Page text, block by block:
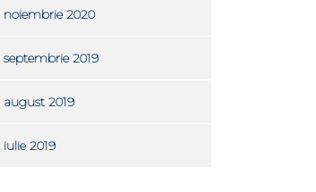
noiembrie 2020
septembrie 2019
august 2019
iulie 2019